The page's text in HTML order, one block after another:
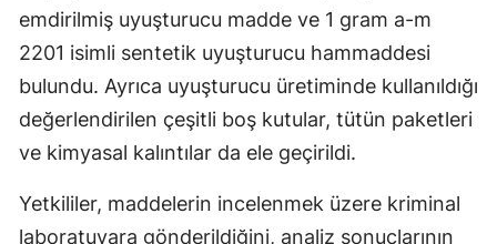
Nevşehir
Niğde
Ordu
Rize
Sakarya
emdirilmiş uyuşturucu madde ve 1 gram a-m
2201 isimli sentetik uyuşturucu hammaddesi
bulundu. Ayrıca uyuşturucu üretiminde kullanıldığı
değerlendirilen çeşitli boş kutular, tütün paketleri
ve kimyasal kalıntılar da ele geçirildi.
Yetkililer, maddelerin incelenmek üzere kriminal
laboratuvara gönderildiğini, analiz sonuçlarının